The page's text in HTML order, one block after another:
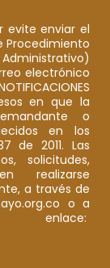
evite enviar el
Procedimiento
electrónico
en que la
o
en los
de 2011. Las
solicitudes,
realizarse
a través de
o a